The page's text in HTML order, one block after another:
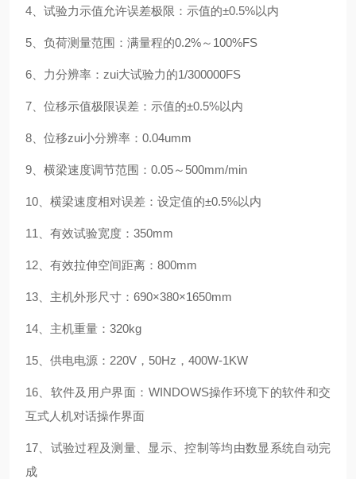
4、试验力示值允许误差极限：示值的±0.5%以内
5、负荷测量范围：满量程的0.2%～100%FS
6、力分辨率：zui大试验力的1/300000FS
7、位移示值极限误差：示值的±0.5%以内
8、位移zui小分辨率：0.04umm
9、横梁速度调节范围：0.05～500mm/min
10、横梁速度相对误差：设定值的±0.5%以内
11、有效试验宽度：350mm
12、有效拉伸空间距离：800mm
13、主机外形尺寸：690×380×1650mm
14、主机重量：320kg
15、供电电源：220V，50Hz，400W-1KW
16、软件及用户界面：WINDOWS操作环境下的软件和交
互式人机对话操作界面
17、试验过程及测量、显示、控制等均由数显系统自动完
成